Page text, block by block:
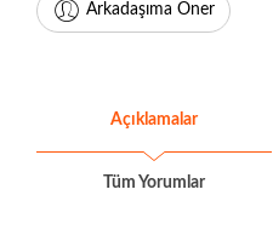
Arkadaşıma Öner
Açıklamalar
Tüm Yorumlar